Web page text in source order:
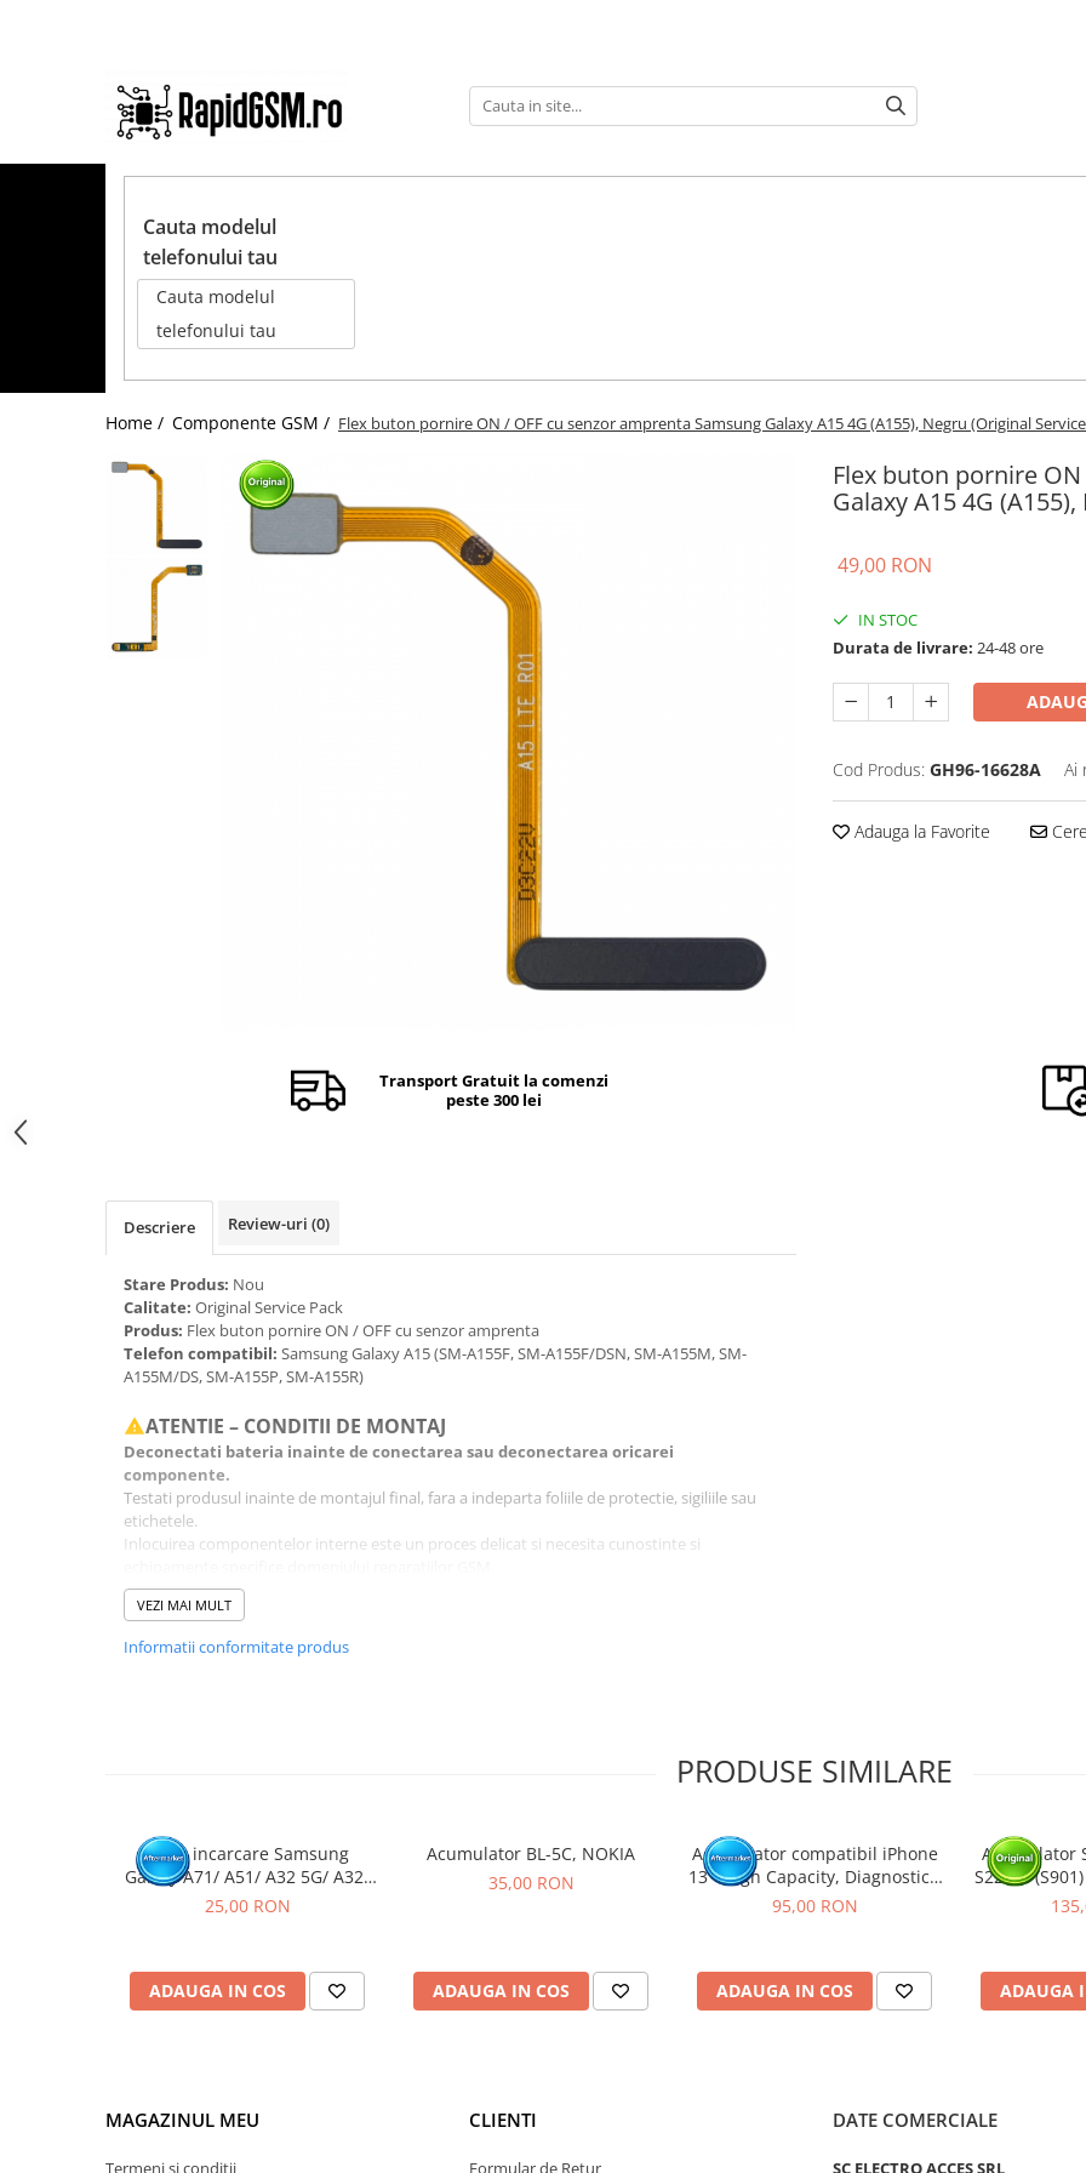
Ecrane Samsung
seria A
tableta
Ecrane iPhone
Ecrane Huawei / Honor
Ecrane Xiaomi / Redmi
Ecrane Oppo / Realme
Carcase si capace
Suruburi si adezivi
Piese din dezmembrari (SWAP)
Scule Service GSM
Cauta modelul
telefonului tau
Cauta modelul
telefonului tau
Home / Componente GSM / Flex buton pornire ON / OFF cu senzor amprenta Samsung Galaxy A15 4G (A155), Negru (Original
Flex buton pornire
Galaxy A15 4G
49,00 RON
IN STOC
Durata de livrare: 24-48 ore
Cod Produs: GH96-16628A Ai
Adauga la Favorite
Transport Gratuit la comenzi
peste 300 lei
Descriere Review-uri (0)
Stare Produs: Nou
Calitate: Original Service Pack
Produs: Flex buton pornire ON / OFF cu senzor amprenta
Telefon compatibil: Samsung Galaxy A15 (SM-A155F, SM-A155F/DSN, SM-A155M, SM-
A155M/DS, SM-A155P, SM-A155R)
ATENTIE – CONDITII DE MONTAJ
Deconectati bateria inainte de conectarea sau deconectarea oricarei
componente.
Testati produsul inainte de montajul final, fara a indeparta foliile de protectie, sigiliile sau
etichetele.
Inlocuirea componentelor interne este un proces delicat si necesita cunostinte si
Se recomanda montajul intr-un service specializat.
GARANTIE
VEZI MAI MULT
Informatii conformitate produs
PRODUSE SIMILARE
Mufa incarcare Samsung
Galaxy A71/ A51/ A32 5G/ A32/
A70/ A50/ A31/ A30S/ A41/
A12/ A13 5G/ A21S / A14 5G-
Pachet 10 buc
25,00 RON
ADAUGA IN COS
Acumulator BL-5C, NOKIA
35,00 RON
ADAUGA IN COS
Acumulator compatibil iPhone
13 - High Capacity, Diagnostic -
Sanatate 100%
95,00 RON
ADAUGA IN COS
Acumulator
S22 5G
ADAUGA
MAGAZINUL MEU
Termeni si conditii
CLIENTI
Formular de Retur
DATE COMERCIALE
SC ELECTRO ACCES SRL